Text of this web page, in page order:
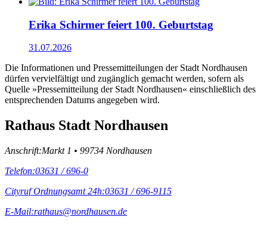
Erika Schirmer feiert 100. Geburtstag
31.07.2026
Die Informationen und Pressemitteilungen der Stadt Nordhausen
dürfen vervielfältigt und zugänglich gemacht werden, sofern als
Quelle »Pressemitteilung der Stadt Nordhausen« einschließlich des
entsprechenden Datums angegeben wird.
Rathaus Stadt Nordhausen
Anschrift:Markt 1 • 99734 Nordhausen
Telefon:03631 / 696-0
Cityruf Ordnungsamt 24h:03631 / 696-9115
E-Mail:rathaus@nordhausen.de